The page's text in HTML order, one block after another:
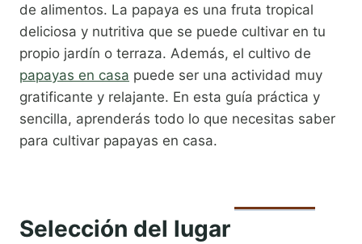
de alimentos. La papaya es una fruta tropical
deliciosa y nutritiva que se puede cultivar en tu
propio jardín o terraza. Además, el cultivo de
papayas en casa puede ser una actividad muy
gratificante y relajante. En esta guía práctica y
sencilla, aprenderás todo lo que necesitas saber
para cultivar papayas en casa.
Selección del lugar